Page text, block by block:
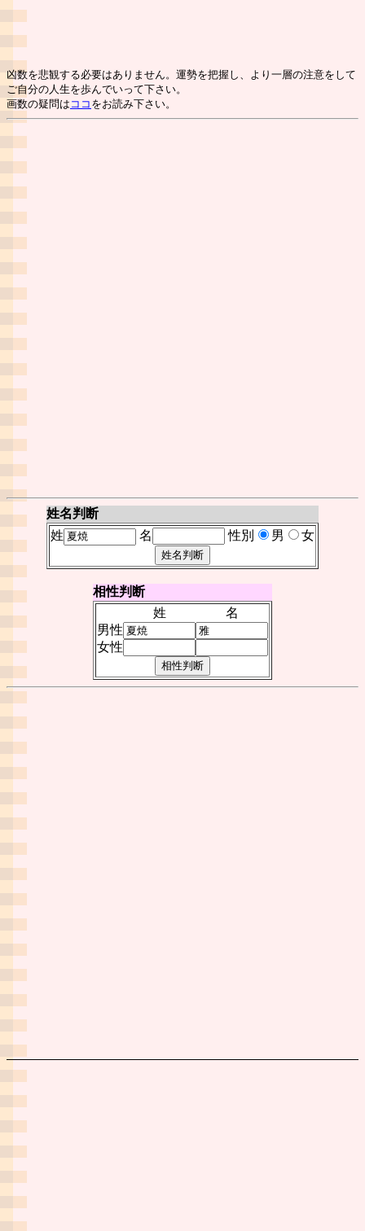
凶数を悲観する必要はありません。運勢を把握し、より一層の注意をして
ご自分の人生を歩んでいって下さい。
画数の疑問は ココ をお読み下さい。
姓名判断
姓
名 性別 男 女
相性判断
姓
名
男性
女性